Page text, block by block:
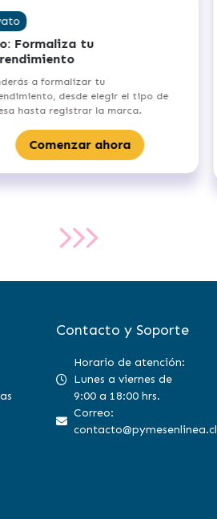
Formaliza tu
a formalizar tu
desde elegir el tipo de
hasta registrar la marca.
Comenzar ahora
Contacto y Soporte
Horario de atención:
Lunes a viernes de
9:00 a 18:00 hrs.
Correo:
contacto@pymesenlinea.cl